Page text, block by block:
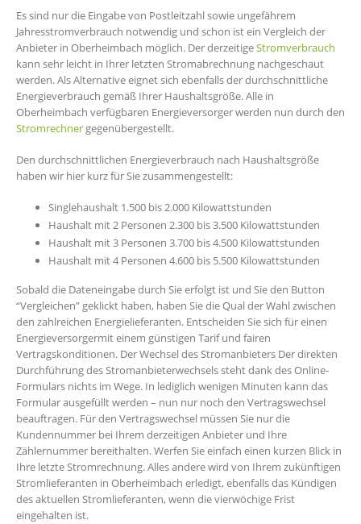
Es sind nur die Eingabe von Postleitzahl sowie ungefährem
Jahresstromverbrauch notwendig und schon ist ein Vergleich der
Anbieter in Oberheimbach möglich. Der derzeitigeStromverbrauch
kann sehr leicht in Ihrer letzten Stromabrechnung nachgeschaut
werden. Als Alternative eignet sich ebenfalls der durchschnittliche
Energieverbrauch gemäß Ihrer Haushaltsgröße. Alle in
Oberheimbach verfügbaren Energieversorger werden nun durch den
Stromrechner gegenübergestellt.
Den durchschnittlichen Energieverbrauch nach Haushaltsgröße
haben wir hier kurz für Sie zusammengestellt:
Singlehaushalt 1.500 bis 2.000 Kilowattstunden
Haushalt mit 2 Personen 2.300 bis 3.500 Kilowattstunden
Haushalt mit 3 Personen 3.700 bis 4.500 Kilowattstunden
Haushalt mit 4 Personen 4.600 bis 5.500 Kilowattstunden
Sobald die Dateneingabe durch Sie erfolgt ist und Sie den Button
“Vergleichen” geklickt haben, haben Sie die Qual der Wahl zwischen
den zahlreichen Energielieferanten. Entscheiden Sie sich für einen
Energieversorgermit einem günstigen Tarif und fairen
Vertragskonditionen. Der Wechsel des Stromanbieters Der direkten
Durchführung des Stromanbieterwechsels steht dank des Online-
Formulars nichts im Wege. In lediglich wenigen Minuten kann das
Formular ausgefüllt werden – nun nur noch den Vertragswechsel
beauftragen. Für den Vertragswechsel müssen Sie nur die
Kundennummer bei Ihrem derzeitigen Anbieter und Ihre
Zählernummer bereithalten. Werfen Sie einfach einen kurzen Blick in
Ihre letzte Stromrechnung. Alles andere wird von Ihrem zukünftigen
Stromlieferanten in Oberheimbach erledigt, ebenfalls das Kündigen
des aktuellen Stromlieferanten, wenn die vierwöchige Frist
eingehalten ist.